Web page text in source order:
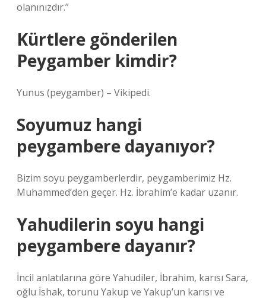
olanınızdır.”
Kürtlere gönderilen
Peygamber kimdir?
Yunus (peygamber) – Vikipedi.
Soyumuz hangi
peygambere dayanıyor?
Bizim soyu peygamberlerdir, peygamberimiz Hz.
Muhammed’den geçer. Hz. İbrahim’e kadar uzanır.
Yahudilerin soyu hangi
peygambere dayanır?
İncil anlatılarına göre Yahudiler, İbrahim, karısı Sara,
oğlu İshak, torunu Yakup ve Yakup’un karısı ve